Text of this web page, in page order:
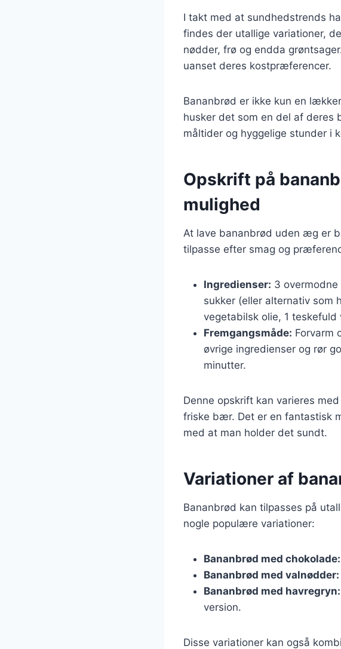
I takt med at sundhedstrends
findes der utallige variationer,
nødder, frø og endda
uanset deres kostpræferencer.
Bananbrød er ikke kun en
husker det som en del af deres
måltider og hyggelige stunder i
Opskrift på
mulighed
At lave bananbrød uden æg er
tilpasse efter smag og
Ingredienser: 3
sukker (eller alternativ som
vegetabilsk olie, 1 teskefuld
Fremgangsmåde: Forvarm
øvrige ingredienser og rør
minutter.
Denne opskrift kan varieres
friske bær. Det er en fantastisk
med at man holder det sundt.
Variationer af
Bananbrød kan tilpasses på
nogle populære variationer:
Bananbrød med chokolade:
Bananbrød med valnødder:
Bananbrød med havregryn:
version.
Disse variationer kan også